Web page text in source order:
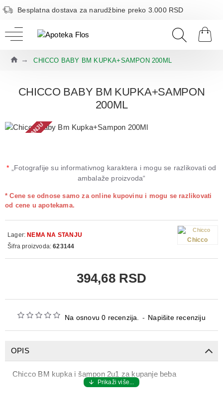
Besplatna dostava za narudžbine preko 3.000 RSD
CHICCO BABY BM KUPKA+SAMPON 200ML
CHICCO BABY BM KUPKA+SAMPON
200ML
NEMA NA STANJU
* „Fotografije su informativnog karaktera i mogu se razlikovati od
ambalaže proizvoda“
Na osnovu 0 recenzija. - Napišite recenziju
* Cene se odnose samo za online kupovinu i mogu se razlikovati
od cene u apotekama.
394,68 RSD
Lager: NEMA NA STANJU
Šifra proizvoda: 623144
Chicco
OPIS
Chicco BM kupka i šampon 2u1 za kupanje beba